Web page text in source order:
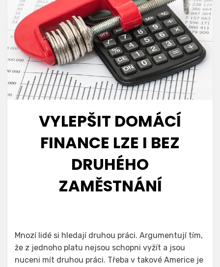
VYLEPŠIT DOMÁCÍ
FINANCE LZE I BEZ
DRUHÉHO
ZAMĚSTNÁNÍ
Mnozí lidé si hledají druhou práci. Argumentují tím,
že z jednoho platu nejsou schopni vyžít a jsou
nuceni mít druhou práci. Třeba v takové Americe je